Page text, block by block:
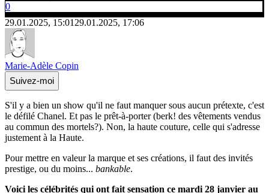
0
29.01.2025, 15:01 29.01.2025, 17:06
Marie-Adèle Copin
Suivez-moi
S'il y a bien un show qu'il ne faut manquer sous aucun prétexte, c'est
le défilé Chanel. Et pas le prêt-à-porter (berk! des vêtements vendus
au commun des mortels?). Non, la haute couture, celle qui s'adresse
justement à la Haute.
Pour mettre en valeur la marque et ses créations, il faut des invités
prestige, ou du moins... bankable.
Voici les célébrités qui ont fait sensation ce mardi 28 janvier au